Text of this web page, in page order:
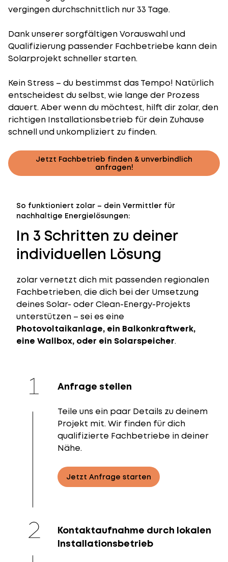
vergingen durchschnittlich nur 33 Tage.
Dank unserer sorgfältigen Vorauswahl und
Qualifizierung passender Fachbetriebe kann dein
Solarprojekt schneller starten.
Kein Stress – du bestimmst das Tempo! Natürlich
entscheidest du selbst, wie lange der Prozess
dauert. Aber wenn du möchtest, hilft dir zolar, den
richtigen Installationsbetrieb für dein Zuhause
schnell und unkompliziert zu finden.
Jetzt Fachbetrieb finden & unverbindlich
anfragen!
So funktioniert zolar – dein Vermittler für
nachhaltige Energielösungen:
In 3 Schritten zu deiner
individuellen Lösung
zolar vernetzt dich mit passenden regionalen
Fachbetrieben, die dich bei der Umsetzung
deines Solar- oder Clean-Energy-Projekts
unterstützen – sei es eine
Photovoltaikanlage, ein Balkonkraftwerk,
eine Wallbox, oder ein Solarspeicher.
Anfrage stellen
Teile uns ein paar Details zu deinem
Projekt mit. Wir finden für dich
qualifizierte Fachbetriebe in deiner
Nähe.
Jetzt Anfrage starten
Kontaktaufnahme durch lokalen
Installationsbetrieb